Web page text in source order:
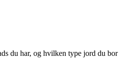
du har, og hvilken type jord du bor